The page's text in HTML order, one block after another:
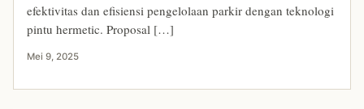
efektivitas dan efisiensi pengelolaan parkir dengan teknologi
pintu hermetic. Proposal […]
Mei 9, 2025